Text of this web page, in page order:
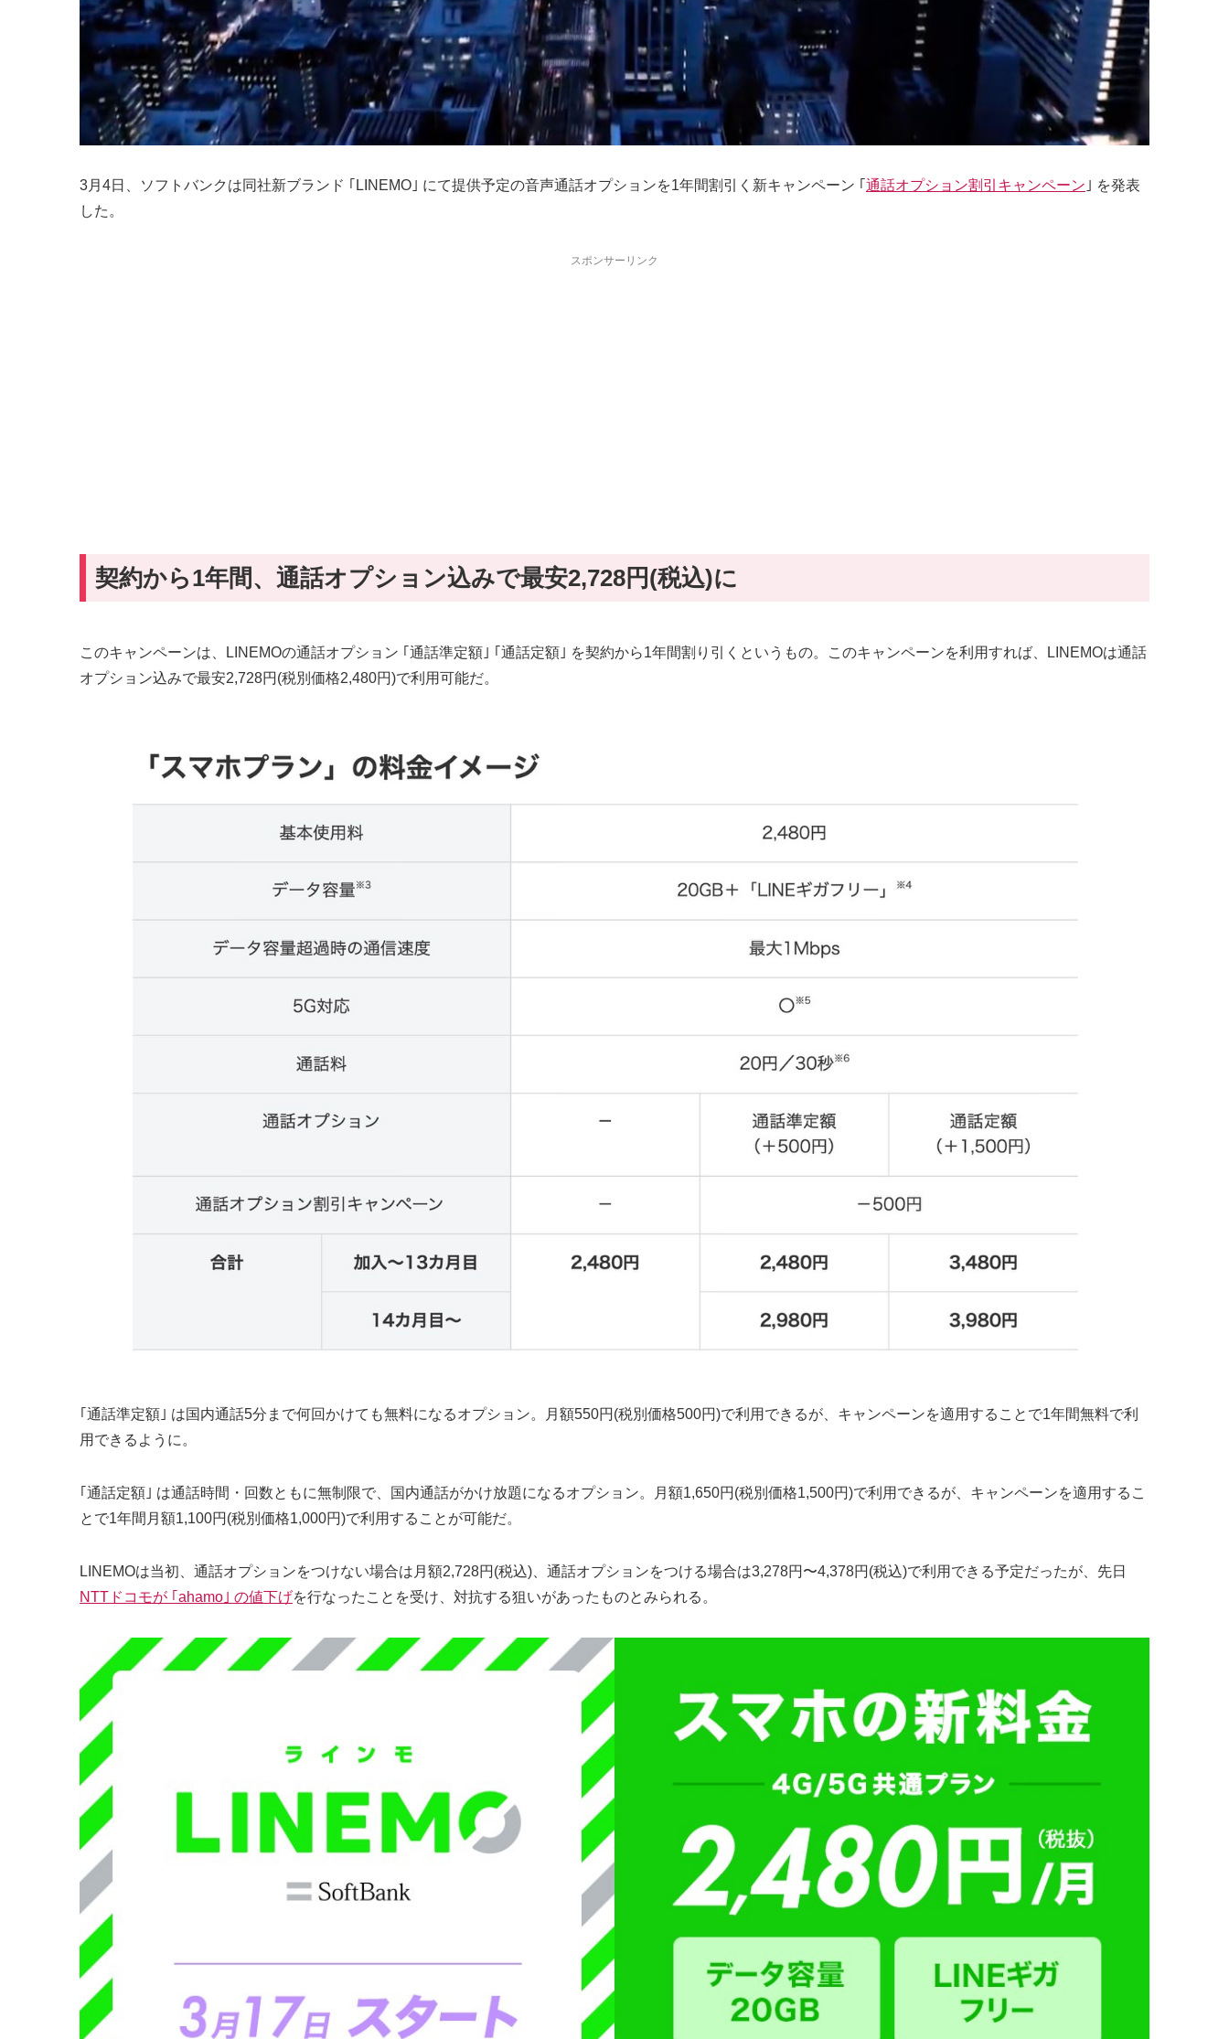
3月4日、ソフトバンクは同社新ブランド ｢LINEMO｣ にて提供予定の音声通話オプションを1年間割引く新キャンペーン ｢ 通話オプション割引キャンペーン ｣ を発表
した。
スポンサーリンク
契約から1年間、通話オプション込みで最安2,728円(税込)に
このキャンペーンは、LINEMOの通話オプション ｢通話準定額｣ ｢通話定額｣ を契約から1年間割り引くというもの。このキャンペーンを利用すれば、LINEMOは通話
オプション込みで最安2,728円(税別価格2,480円)で利用可能だ。
｢通話準定額｣ は国内通話5分まで何回かけても無料になるオプション。月額550円(税別価格500円)で利用できるが、キャンペーンを適用することで1年間無料で利
用できるように。
｢通話定額｣ は通話時間・回数ともに無制限で、国内通話がかけ放題になるオプション。月額1,650円(税別価格1,500円)で利用できるが、キャンペーンを適用するこ
とで1年間月額1,100円(税別価格1,000円)で利用することが可能だ。
LINEMOは当初、通話オプションをつけない場合は月額2,728円(税込)、通話オプションをつける場合は3,278円〜4,378円(税込)で利用できる予定だったが、先日
NTTドコモが ｢ahamo｣ の値下げを行なったことを受け、対抗する狙いがあったものとみられる。